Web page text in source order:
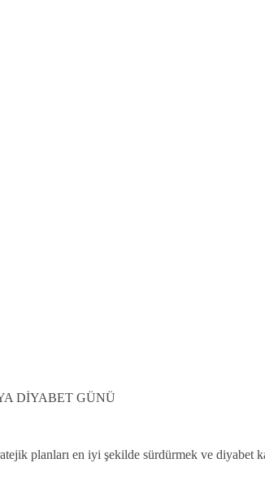
planları en iyi şekilde sürdürmek ve diyabet